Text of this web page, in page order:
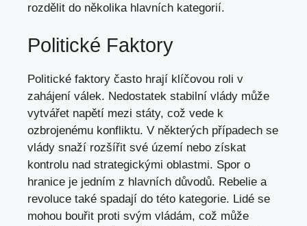
rozdělit do několika hlavních kategorií.
Politické Faktory
Politické faktory často hrají klíčovou roli v
zahájení válek. Nedostatek stabilní vlády může
vytvářet napětí mezi státy, což vede k
ozbrojenému konfliktu. V některých případech se
vlády snaží rozšířit své území nebo získat
kontrolu nad strategickými oblastmi. Spor o
hranice je jedním z hlavních důvodů. Rebelie a
revoluce také spadají do této kategorie. Lidé se
mohou bouřit proti svým vládám, což může